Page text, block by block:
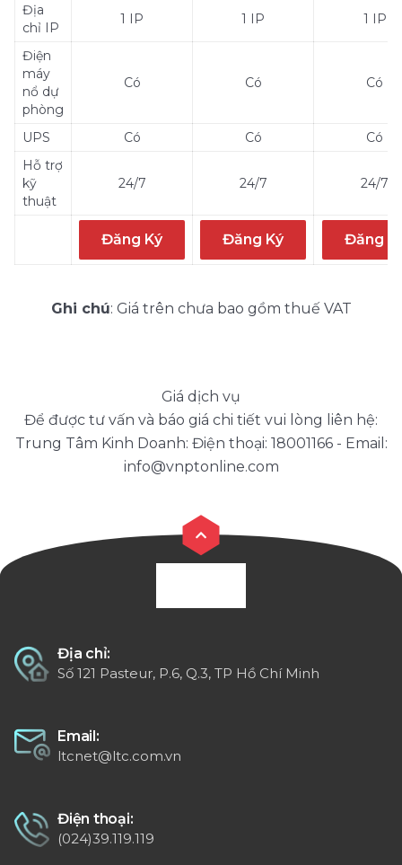
Địa
chỉ IP
1 IP 1 IP 1 IP
Điện
máy
nổ dự
phòng
Có Có Có
UPS Có Có
Có
Hỗ trợ
kỹ
thuật
24/7 24/7 24/7
Đăng Ký Đăng Ký Đăng
Ghi chú: Giá trên chưa bao gồm thuế VAT
Giá dịch vụ
Để được tư vấn và báo giá chi tiết vui lòng liên hệ:
Trung Tâm Kinh Doanh: Điện thoại: 18001166 - Email:
info@vnptonline.com
Địa chỉ:
Số 121 Pasteur, P.6, Q.3, TP Hồ Chí Minh
Email:
ltcnet@ltc.com.vn
Điện thoại:
(024)39.119.119